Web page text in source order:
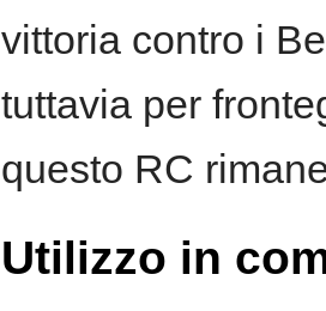
vittoria contro i
tuttavia per
questo RC
Utilizzo in